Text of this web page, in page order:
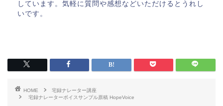
しています。気軽に質問や感想などいただけるとうれし
いです。
HOME
宅録ナレーター講座
宅録ナレーターボイスサンプル原稿 HopeVoice